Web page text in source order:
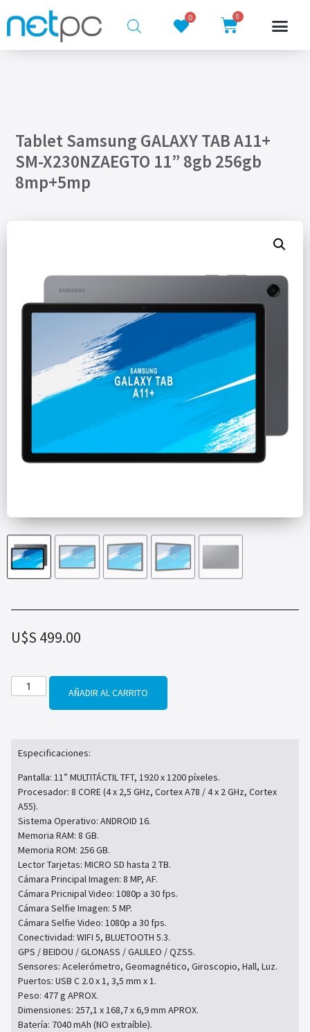
0 0
Tablet Samsung GALAXY TAB A11+
SM-X230NZAEGTO 11” 8gb 256gb
8mp+5mp
U$S 499.00
AÑADIR AL CARRITO
Especificaciones:
Pantalla: 11” MULTITÁCTIL TFT, 1920 x 1200 píxeles.
Procesador: 8 CORE (4 x 2,5 GHz, Cortex A78 / 4 x 2 GHz, Cortex
A55).
Sistema Operativo: ANDROID 16.
Memoria RAM: 8 GB.
Memoria ROM: 256 GB.
Lector Tarjetas: MICRO SD hasta 2 TB.
Cámara Principal Imagen: 8 MP, AF.
Cámara Pricnipal Video: 1080p a 30 fps.
Cámara Selfie Imagen: 5 MP.
Cámara Selfie Video: 1080p a 30 fps.
Conectividad: WIFI 5, BLUETOOTH 5.3.
GPS / BEIDOU / GLONASS / GALILEO / QZSS.
Sensores: Acelerómetro, Geomagnético, Giroscopio, Hall, Luz.
Puertos: USB C 2.0 x 1, 3,5 mm x 1.
Peso: 477 g APROX.
Dimensiones: 257,1 x 168,7 x 6,9 mm APROX.
Batería: 7040 mAh (NO extraíble).